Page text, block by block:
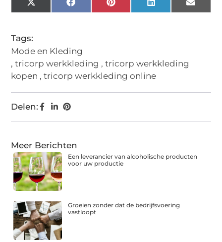
X
(Twitter)
FacebookPinterestLinkedIn Email
Tags:
Mode en Kleding
,tricorp werkkleding ,tricorp werkkleding
kopen ,tricorp werkkleding online
Delen:
Meer Berichten
Een leverancier van alcoholische producten
voor uw productie
Groeien zonder dat de bedrijfsvoering
vastloopt